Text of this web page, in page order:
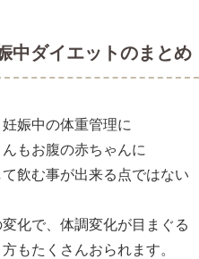
中ダイエットのまとめ
娠中の体重管理に
もお腹の赤ちゃんに
飲む事が出来る点ではない
化で、体調変化が目まぐる
もたくさんおられます。